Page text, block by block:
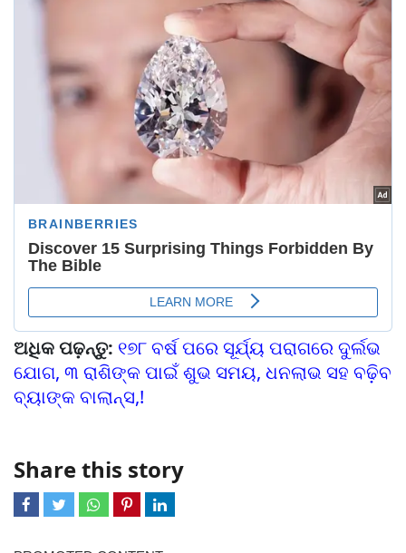
ଅଧିକ ପଢ଼ନ୍ତୁ: ୧୭୮ ବର୍ଷ ପରେ ସୂର୍ଯ୍ୟ ପରାଗରେ ଦୁର୍ଲଭ
ଯୋଗ, ୩ ରାଶିଙ୍କ ପାଇଁ ଶୁଭ ସମୟ, ଧନଲାଭ ସହ ବଢି଼ବ
ବ୍ୟାଙ୍କ ବାଲାନ୍ସ,!
Share this story